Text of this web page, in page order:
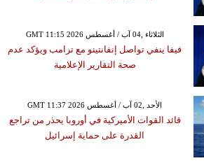
GMT 11:15 2026 الثلاثاء ,04 آب / أغسطس
فيفا ينفي تواصل إنفانتينو مع ترامب ويؤكد عدم
صحة التقارير الإعلامية
GMT 11:37 2026 الأحد ,02 آب / أغسطس
قائد القوات الأميركية في أوروبا يحذر من تراجع
القدرة على حماية إسرائيل